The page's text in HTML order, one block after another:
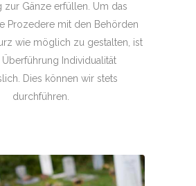
zur Gänze erfüllen. Um das
Prozedere mit den Behörden
wie möglich zu gestalten, ist
Individualität
Dies können wir stets
durchführen.